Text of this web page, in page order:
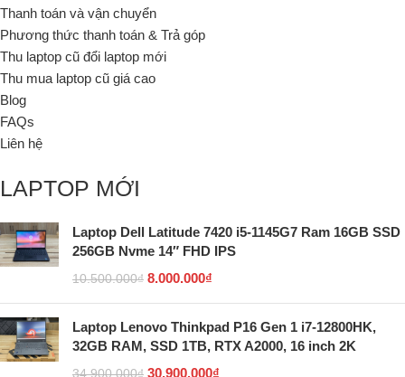
Thanh toán và vận chuyển
Phương thức thanh toán & Trả góp
Thu laptop cũ đổi laptop mới
Thu mua laptop cũ giá cao
Blog
FAQs
Liên hệ
LAPTOP MỚI
Laptop Dell Latitude 7420 i5-1145G7 Ram 16GB SSD
256GB Nvme 14″ FHD IPS
10.500.000₫ 8.000.000₫
Laptop Lenovo Thinkpad P16 Gen 1 i7-12800HK,
32GB RAM, SSD 1TB, RTX A2000, 16 inch 2K
34.900.000₫ 30.900.000₫